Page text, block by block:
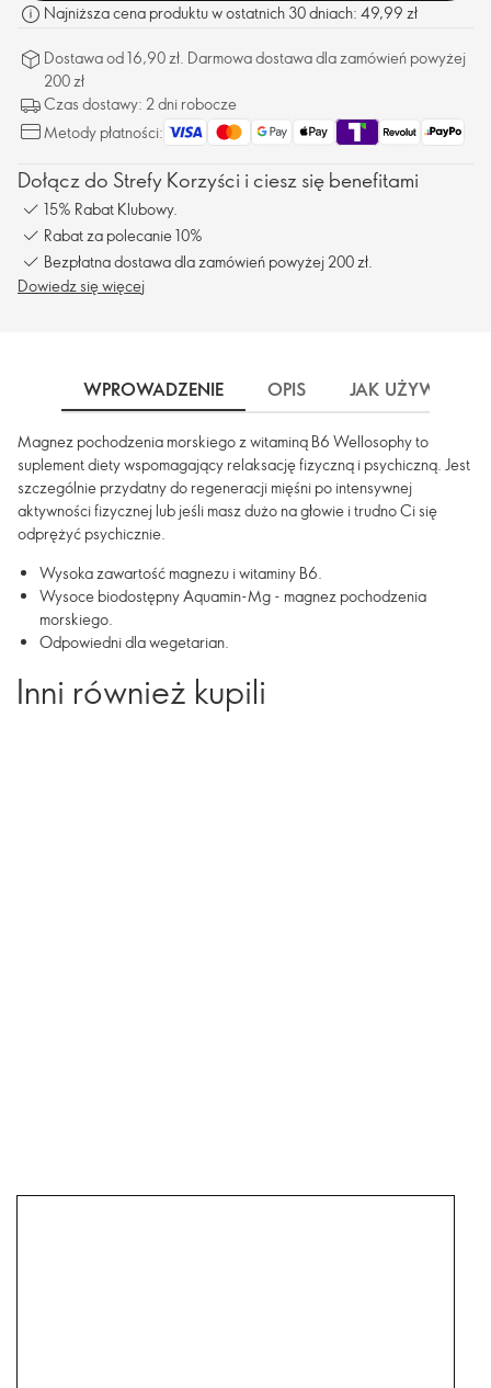
Najniższa cena produktu w ostatnich 30 dniach: 49,99 zł
Dostawa od 16,90 zł. Darmowa dostawa dla zamówień powyżej
200 zł
Czas dostawy: 2 dni robocze
Metody płatności:
Dołącz do Strefy Korzyści i ciesz się benefitami
15% Rabat Klubowy.
Rabat za polecanie 10%
Bezpłatna dostawa dla zamówień powyżej 200 zł.
Dowiedz się więcej
WPROWADZENIE OPIS JAK UŻYWAĆ
Magnez pochodzenia morskiego z witaminą B6 Wellosophy to
suplement diety wspomagający relaksację fizyczną i psychiczną. Jest
szczególnie przydatny do regeneracji mięśni po intensywnej
aktywności fizycznej lub jeśli masz dużo na głowie i trudno Ci się
odprężyć psychicznie.
Wysoka zawartość magnezu i witaminy B6.
Wysoce biodostępny Aquamin-Mg - magnez pochodzenia
morskiego.
Odpowiedni dla wegetarian.
Inni również kupili